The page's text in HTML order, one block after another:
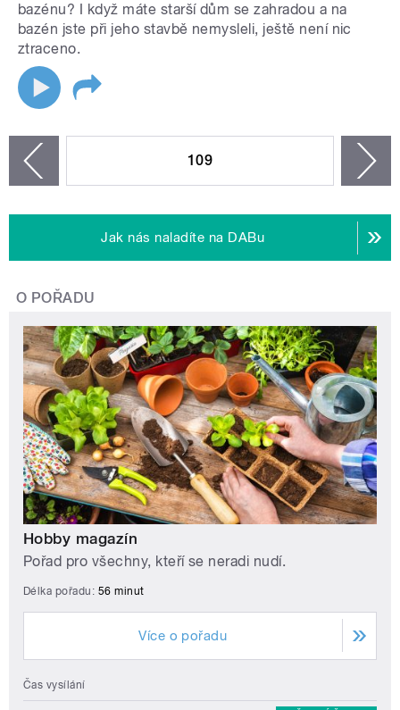
bazénu? I když máte starší dům se zahradou a na
bazén jste při jeho stavbě nemysleli, ještě není nic
ztraceno.
109
Jak nás naladíte na DABu
O POŘADU
Hobby magazín
Pořad pro všechny, kteří se neradi nudí.
Délka pořadu: 56 minut
Více o pořadu
Čas vysílání